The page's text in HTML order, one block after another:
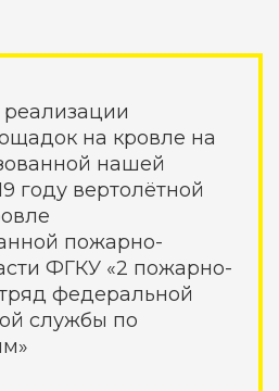
на кровле на
нашей
году вертолётной
пожарно-
ФГКУ «2 пожарно-
федеральной
службы по